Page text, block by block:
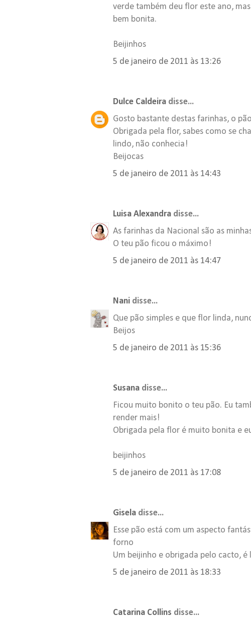
verde também deu flor este ano,
bem bonita.
Beijinhos
5 de janeiro de 2011 às 13:26
Dulce Caldeira disse...
Gosto bastante destas farinhas, o
Obrigada pela flor, sabes como se
lindo, não conhecia!
Beijocas
5 de janeiro de 2011 às 14:43
Luisa Alexandra disse...
As farinhas da Nacional são as
O teu pão ficou o máximo!
5 de janeiro de 2011 às 14:47
Nani disse...
Que pão simples e que flor linda,
Beijos
5 de janeiro de 2011 às 15:36
Susana disse...
Ficou muito bonito o teu pão. Eu
render mais!
Obrigada pela flor é muito bonita e
beijinhos
5 de janeiro de 2011 às 17:08
Gisela disse...
Esse pão está com um aspecto
forno
Um beijinho e obrigada pelo cacto, é
5 de janeiro de 2011 às 18:33
Catarina Collins disse...